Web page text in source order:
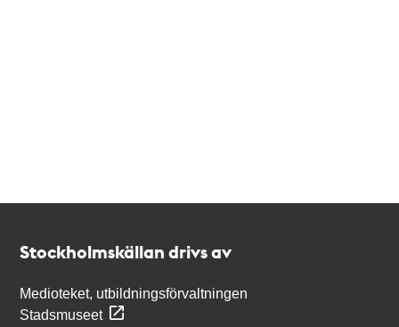
Stockholmskällan drivs av
Medioteket, utbildningsförvaltningen
Stadsmuseet